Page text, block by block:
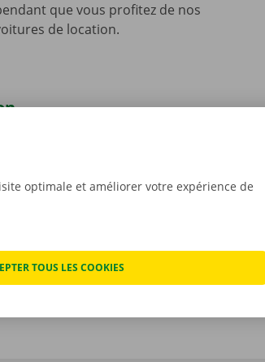
que vous profitez de nos
de location.
partiez avec la voiture. En cas de
dépannage disponible 24 h/24 et 7
optimale et améliorer votre expérience de
TOUS LES COOKIES